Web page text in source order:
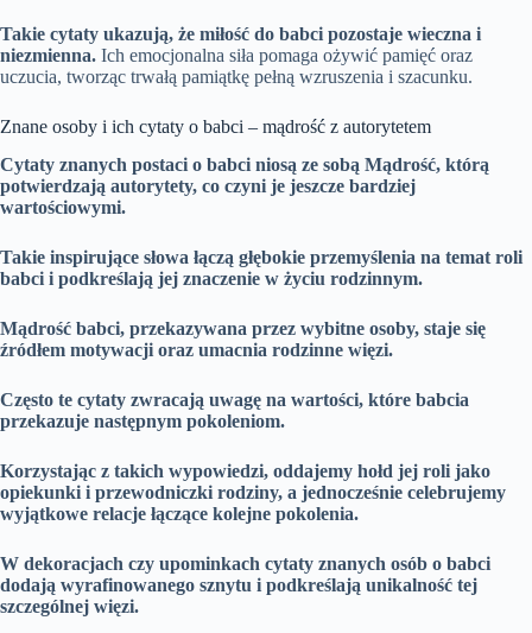
Takie cytaty ukazują, że miłość do babci pozostaje wieczna i
niezmienna. Ich emocjonalna siła pomaga ożywić pamięć oraz
uczucia, tworząc trwałą pamiątkę pełną wzruszenia i szacunku.
Znane osoby i ich cytaty o babci – mądrość z autorytetem
Cytaty znanych postaci o babci niosą ze sobą Mądrość, którą
potwierdzają autorytety, co czyni je jeszcze bardziej
wartościowymi.
Takie inspirujące słowa łączą głębokie przemyślenia na temat roli
babci i podkreślają jej znaczenie w życiu rodzinnym.
Mądrość babci, przekazywana przez wybitne osoby, staje się
źródłem motywacji oraz umacnia rodzinne więzi.
Często te cytaty zwracają uwagę na wartości, które babcia
przekazuje następnym pokoleniom.
Korzystając z takich wypowiedzi, oddajemy hołd jej roli jako
opiekunki i przewodniczki rodziny, a jednocześnie celebrujemy
wyjątkowe relacje łączące kolejne pokolenia.
W dekoracjach czy upominkach cytaty znanych osób o babci
dodają wyrafinowanego sznytu i podkreślają unikalność tej
szczególnej więzi.